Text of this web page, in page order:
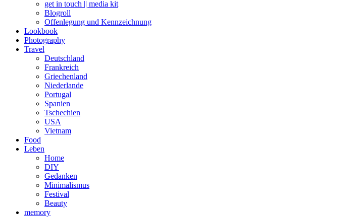
get in touch || media kit
Blogroll
Offenlegung und Kennzeichnung
Lookbook
Photography
Travel
Deutschland
Frankreich
Griechenland
Niederlande
Portugal
Spanien
Tschechien
USA
Vietnam
Food
Leben
Home
DIY
Gedanken
Minimalismus
Festival
Beauty
memory